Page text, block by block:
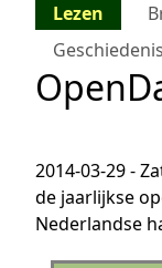
Lezen
2014-03-29 -
de jaarlijkse
Nederlandse